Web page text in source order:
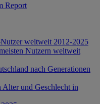
Report
weltweit 2012-2025
Nutzern weltweit
nach Generationen
Alter und Geschlecht in